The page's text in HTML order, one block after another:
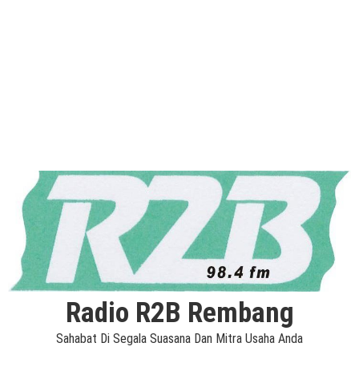
Radio R2B Rembang
Sahabat Di Segala Suasana Dan Mitra Usaha Anda